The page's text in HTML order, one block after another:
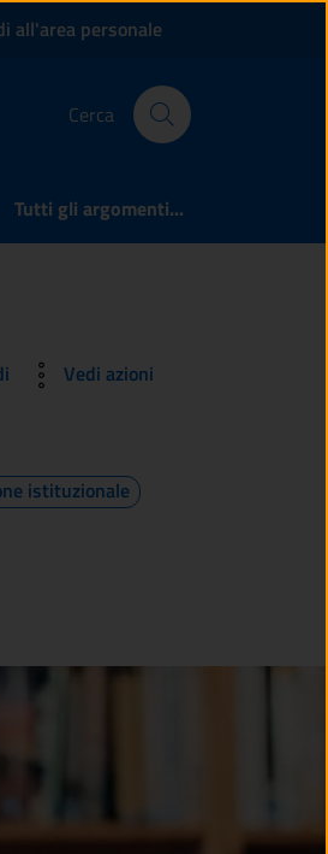
all'area personale
Cerca
Tutti gli argomenti...
Vedi azioni
istituzionale